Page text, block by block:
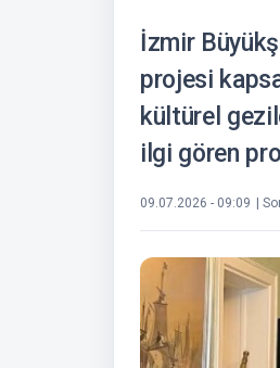
İzmir
projesi
kültürel
ilgi gören
09.07.2026 - 09:09 |